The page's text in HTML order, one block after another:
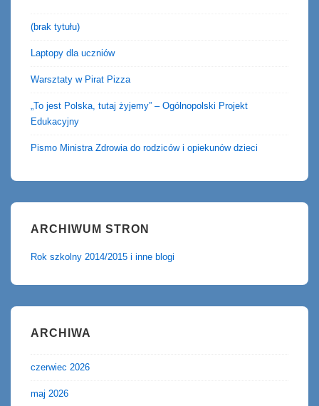
(brak tytułu)
Laptopy dla uczniów
Warsztaty w Pirat Pizza
„To jest Polska, tutaj żyjemy” – Ogólnopolski Projekt
Edukacyjny
Pismo Ministra Zdrowia do rodziców i opiekunów dzieci
ARCHIWUM STRON
Rok szkolny 2014/2015 i inne blogi
ARCHIWA
czerwiec 2026
maj 2026